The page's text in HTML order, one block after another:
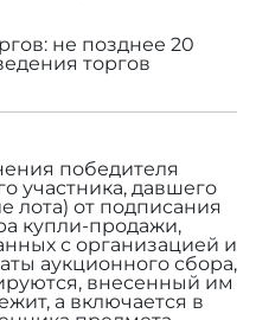
не позднее 20
торгов
победителя
участника, давшего
лота) от подписания
купли-продажи,
с организацией и
аукционного сбора,
внесенный им
а включается в